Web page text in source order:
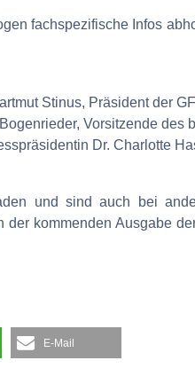
fachspezifische Infos
Stinus, Präsident der
Vorsitzende des
Dr. Charlotte
und sind auch bei
der kommenden Ausgabe
E-Mail